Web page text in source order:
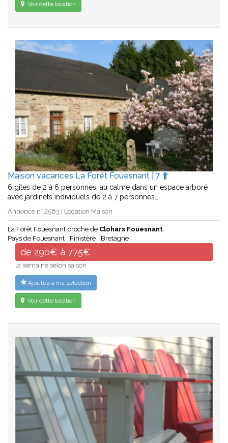
Voir cette location
Maison vacances La Forêt Fouesnant | 7
6 gîtes de 2 à 6 personnes, au calme dans un espace arboré
avec jardinets individuels de 2 à 7 personnes…
Annonce n° 2563 | Location Maison
La Forêt Fouesnant proche de Clohars Fouesnant
Pays de Fouesnant
Finistère Bretagne
de 290€ à 775€
la semaine selon saison
Ajoutez à ma sélection
Voir cette location